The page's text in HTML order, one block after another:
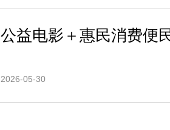
公益电影＋惠民消费便
2026-05-30